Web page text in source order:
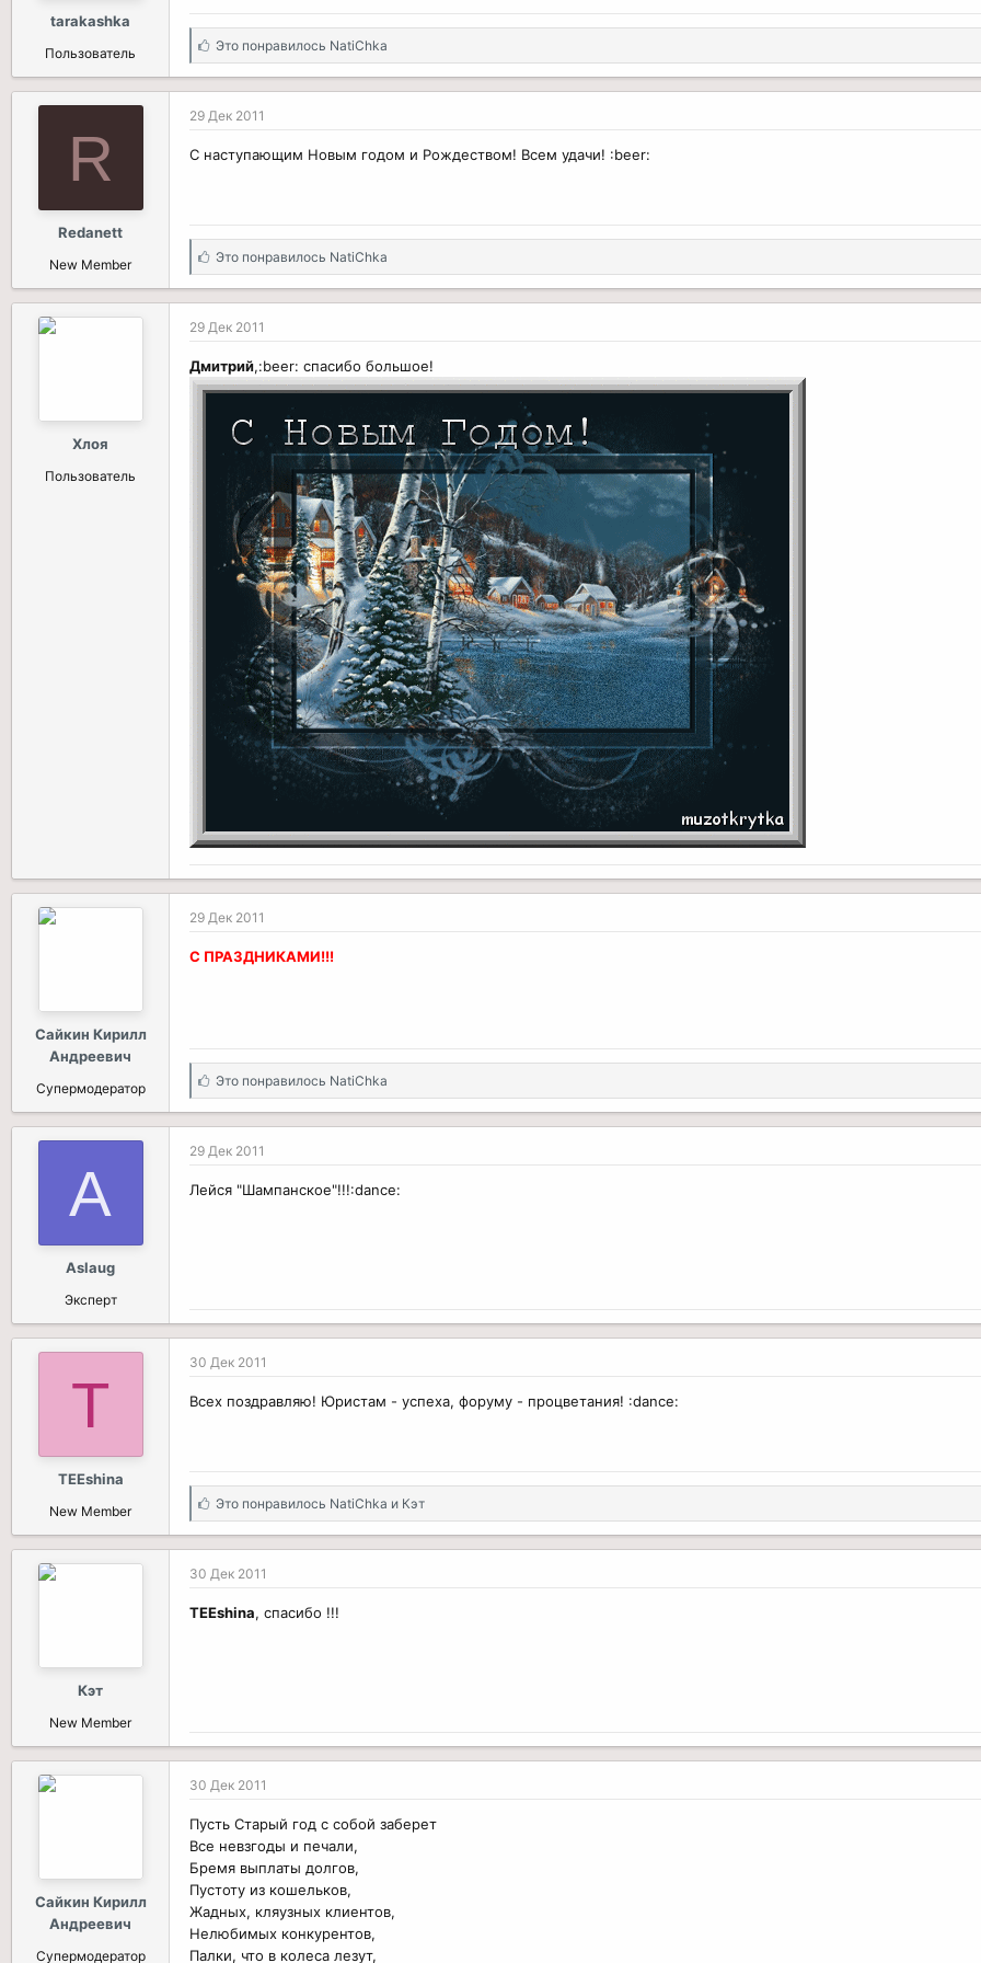
tarakashka
Пользователь
С
и
п
а
т
Это понравилось NatiChka
R
Redanett
New Member
29 Дек 2011
С наступающим Новым годом и Рождеством! Всем удачи! :beer:
С
и
п
а
т
и
Это понравилось NatiChka
Хлоя
Пользователь
29 Дек 2011
Дмитрий,:beer: спасибо большое!
Сайкин Кирилл
Андреевич
Супермодератор
29 Дек 2011
С ПРАЗДНИКАМИ!!!
С
и
п
а
т
Это понравилось NatiChka
A
Aslaug
Эксперт
29 Дек 2011
Лейся "Шампанское"!!!:dance:
T
TEEshina
New Member
30 Дек 2011
Всех поздравляю! Юристам - успеха, форуму - процветания! :dance:
С
и
п
а
т
Это понравилось NatiChka и Кэт
Кэт
New Member
30 Дек 2011
TEEshina, спасибо !!!
Сайкин Кирилл
Андреевич
Супермодератор
30 Дек 2011
Пусть Старый год с собой заберет
Все невзгоды и печали,
Бремя выплаты долгов,
Пустоту из кошельков,
Жадных, кляузных клиентов,
Hелюбимых конкурентов,
Палки, что в колеса лезут,